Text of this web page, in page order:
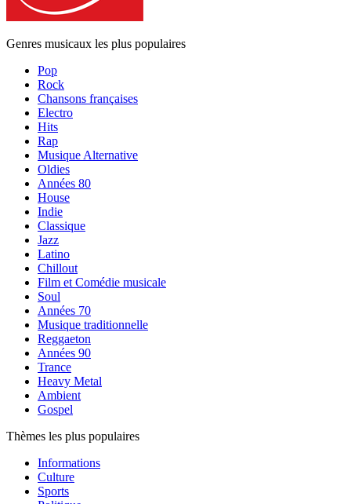
Genres musicaux les plus populaires
Pop
Rock
Chansons françaises
Electro
Hits
Rap
Musique Alternative
Oldies
Années 80
House
Indie
Classique
Jazz
Latino
Chillout
Film et Comédie musicale
Soul
Années 70
Musique traditionnelle
Reggaeton
Années 90
Trance
Heavy Metal
Ambient
Gospel
Thèmes les plus populaires
Informations
Culture
Sports